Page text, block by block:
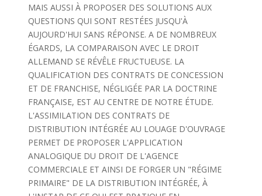
MAIS AUSSI À PROPOSER DES SOLUTIONS AUX
QUESTIONS QUI SONT RESTÉES JUSQU'À
AUJOURD'HUI SANS RÉPONSE. A DE NOMBREUX
ÉGARDS, LA COMPARAISON AVEC LE DROIT
ALLEMAND SE RÉVÊLE FRUCTUEUSE. LA
QUALIFICATION DES CONTRATS DE CONCESSION
ET DE FRANCHISE, NÉGLIGÉE PAR LA DOCTRINE
FRANÇAISE, EST AU CENTRE DE NOTRE ÉTUDE.
L'ASSIMILATION DES CONTRATS DE
DISTRIBUTION INTÉGRÉE AU LOUAGE D'OUVRAGE
PERMET DE PROPOSER L'APPLICATION
ANALOGIQUE DU DROIT DE L'AGENCE
COMMERCIALE ET AINSI DE FORGER UN "RÉGIME
PRIMAIRE" DE LA DISTRIBUTION INTÉGRÉE, À